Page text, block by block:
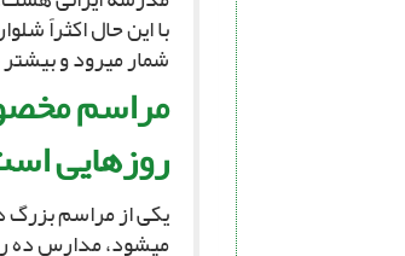
با این حال اکثراً
شمار مى‏رود و
مراسم
روزهایى
یکى از مراسم
مى‏شود، مدارس ده